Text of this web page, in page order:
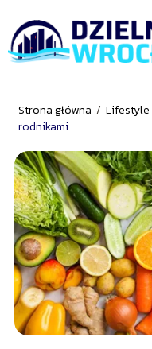
Strona główna / Lifestyle
rodnikami